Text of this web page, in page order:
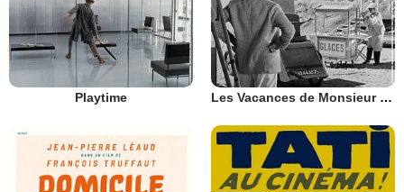
Playtime Les Vacances de Monsieur Hulot